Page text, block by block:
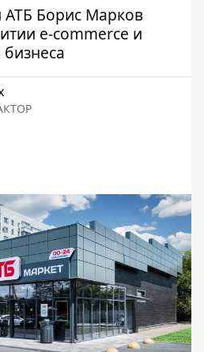
Борис Марков
e-commerce и